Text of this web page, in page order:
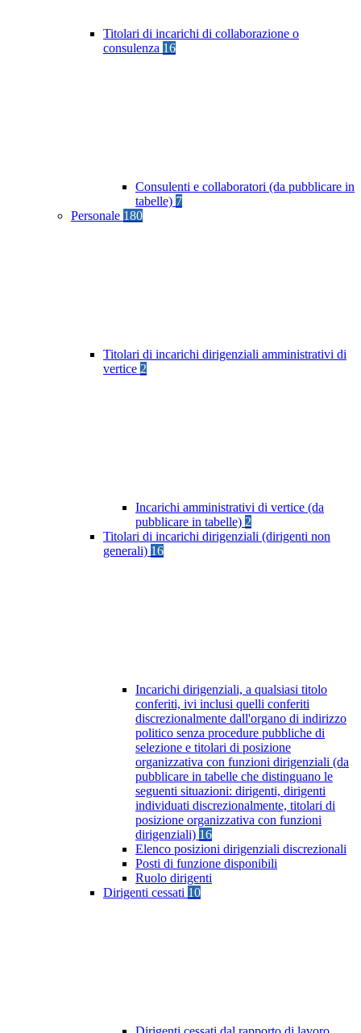
Titolari di incarichi di collaborazione o
consulenza 16
Consulenti e collaboratori (da pubblicare in
tabelle) 7
Personale 180
Titolari di incarichi dirigenziali amministrativi di
vertice 2
Incarichi amministrativi di vertice (da
pubblicare in tabelle) 2
Titolari di incarichi dirigenziali (dirigenti non
generali) 16
Incarichi dirigenziali, a qualsiasi titolo
conferiti, ivi inclusi quelli conferiti
discrezionalmente dall'organo di indirizzo
politico senza procedure pubbliche di
selezione e titolari di posizione
organizzativa con funzioni dirigenziali (da
pubblicare in tabelle che distinguano le
seguenti situazioni: dirigenti, dirigenti
individuati discrezionalmente, titolari di
posizione organizzativa con funzioni
dirigenziali) 16
Elenco posizioni dirigenziali discrezionali
Posti di funzione disponibili
Ruolo dirigenti
Dirigenti cessati 10